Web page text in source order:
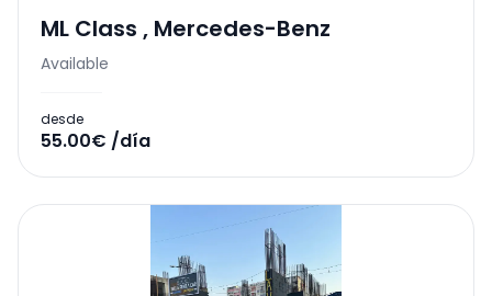
ML Class , Mercedes-Benz
Available
desde
55.00€ /día